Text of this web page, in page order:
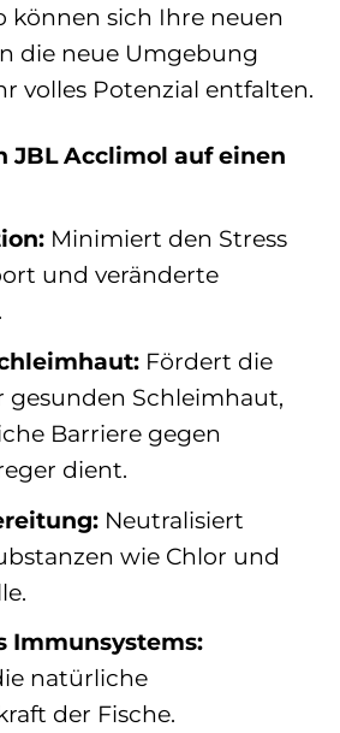
können sich Ihre neuen
die neue Umgebung
volles Potenzial entfalten.
JBL Acclimol auf einen
Minimiert den Stress
und veränderte
Fördert die
gesunden Schleimhaut,
Barriere gegen
dient.
Neutralisiert
wie Chlor und
Immunsystems:
natürliche
der Fische.